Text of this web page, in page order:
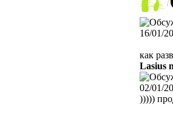
16/01/
как
Lasius
02/01/
)))))